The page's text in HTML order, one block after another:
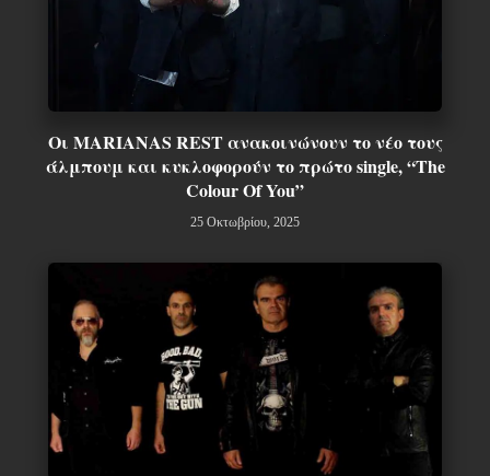
Οι MARIANAS REST ανακοινώνουν το νέο τους
άλμπουμ και κυκλοφορούν το πρώτο single, “The
Colour Of You”
25 Οκτωβρίου, 2025